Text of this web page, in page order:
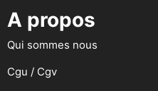
A propos
Qui sommes nous
Cgu / Cgv